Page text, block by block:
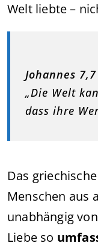
Welt liebte –
Johannes 7,7
„Die Welt
dass ihre
Das
Menschen aus
unabhängig
Liebe so